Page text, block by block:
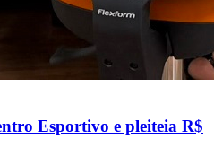
Esportivo e pleiteia R$